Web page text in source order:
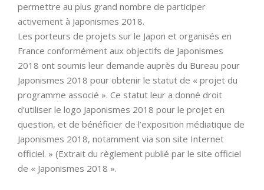
permettre au plus grand nombre de participer
activement à Japonismes 2018.
Les porteurs de projets sur le Japon et organisés en
France conformément aux objectifs de Japonismes
2018 ont soumis leur demande auprès du Bureau pour
Japonismes 2018 pour obtenir le statut de « projet du
programme associé ». Ce statut leur a donné droit
d’utiliser le logo Japonismes 2018 pour le projet en
question, et de bénéficier de l’exposition médiatique de
Japonismes 2018, notamment via son site Internet
officiel. » (Extrait du règlement publié par le site officiel
de « Japonismes 2018 ».